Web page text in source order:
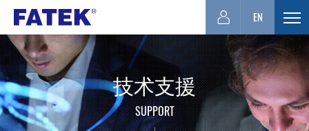
台
湾
FATEK
展
开
选
单
EN
技术支援
SUPPORT